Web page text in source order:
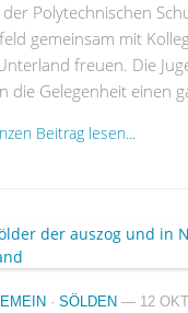
Polytechnischen
gemeinsam mit
freuen. Die
die Gelegenheit einen
Beitrag lesen...
· SÖLDEN — 12